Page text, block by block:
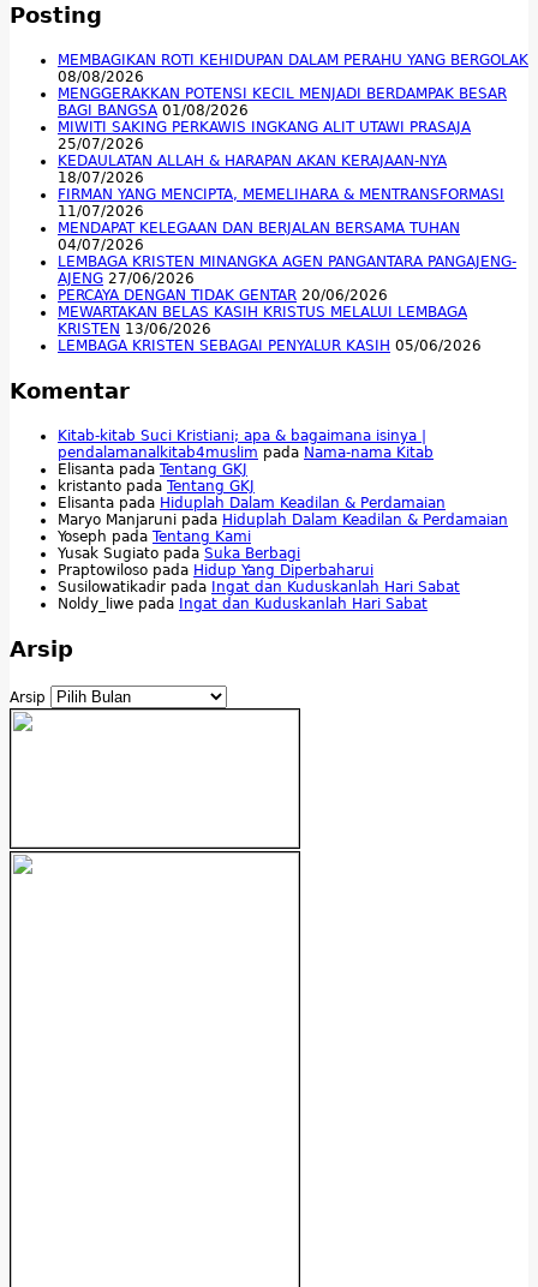
Posting
MEMBAGIKAN ROTI KEHIDUPAN DALAM PERAHU YANG BERGOLAK
08/08/2026
MENGGERAKKAN POTENSI KECIL MENJADI BERDAMPAK BESAR
BAGI BANGSA 01/08/2026
MIWITI SAKING PERKAWIS INGKANG ALIT UTAWI PRASAJA
25/07/2026
KEDAULATAN ALLAH & HARAPAN AKAN KERAJAAN-NYA
18/07/2026
FIRMAN YANG MENCIPTA, MEMELIHARA & MENTRANSFORMASI
11/07/2026
MENDAPAT KELEGAAN DAN BERJALAN BERSAMA TUHAN
04/07/2026
LEMBAGA KRISTEN MINANGKA AGEN PANGANTARA PANGAJENG-
AJENG 27/06/2026
PERCAYA DENGAN TIDAK GENTAR 20/06/2026
MEWARTAKAN BELAS KASIH KRISTUS MELALUI LEMBAGA
KRISTEN 13/06/2026
LEMBAGA KRISTEN SEBAGAI PENYALUR KASIH 05/06/2026
Komentar
Kitab-kitab Suci Kristiani; apa & bagaimana isinya |
pendalamanalkitab4muslim pada Nama-nama Kitab
Elisanta pada Tentang GKJ
kristanto pada Tentang GKJ
Elisanta pada Hiduplah Dalam Keadilan & Perdamaian
Maryo Manjaruni pada Hiduplah Dalam Keadilan & Perdamaian
Yoseph pada Tentang Kami
Yusak Sugiato pada Suka Berbagi
Praptowiloso pada Hidup Yang Diperbaharui
Susilowatikadir pada Ingat dan Kuduskanlah Hari Sabat
Noldy_liwe pada Ingat dan Kuduskanlah Hari Sabat
Arsip
Arsip